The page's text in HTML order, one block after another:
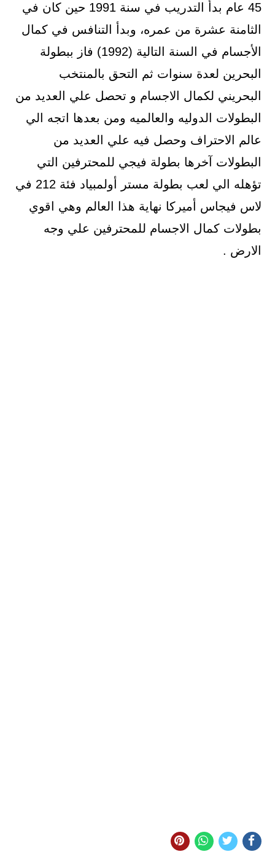
45 عام بدأ التدريب في سنة 1991 حين كان في
الثامنة عشرة من عمره، وبدأ التنافس في كمال
الأجسام في السنة التالية (1992) فاز ببطولة
البحرين لعدة سنوات ثم التحق بالمنتخب
البحريني لكمال الاجسام و تحصل علي العديد من
البطولات الدوليه والعالميه ومن بعدها اتجه الي
عالم الاحتراف وحصل فيه علي العديد من
البطولات آخرها بطولة فيجي للمحترفين التي
تؤهله الي لعب بطولة مستر أولمبياد فئة 212 في
لاس فيجاس أميركا نهاية هذا العالم وهي اقوي
بطولات كمال الاجسام للمحترفين علي وجه
الارض .